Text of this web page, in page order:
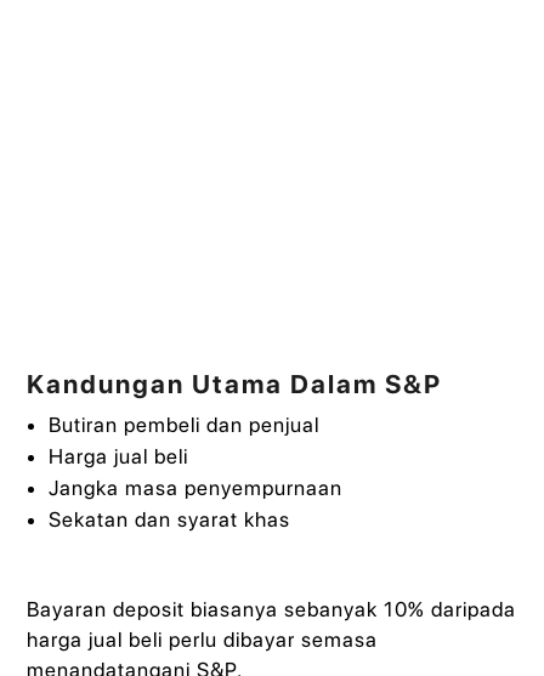
Kandungan Utama Dalam S&P
Butiran pembeli dan penjual
Harga jual beli
Jangka masa penyempurnaan
Sekatan dan syarat khas
Bayaran deposit biasanya sebanyak 10% daripada
harga jual beli perlu dibayar semasa
menandatangani S&P.